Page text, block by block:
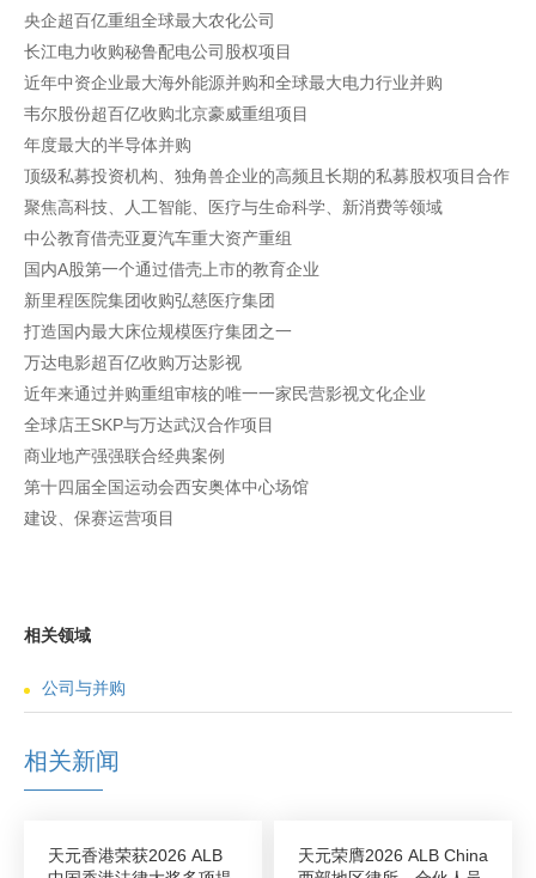
央企超百亿重组全球最大农化公司
长江电力收购秘鲁配电公司股权项目
近年中资企业最大海外能源并购和全球最大电力行业并购
韦尔股份超百亿收购北京豪威重组项目
年度最大的半导体并购
顶级私募投资机构、独角兽企业的高频且长期的私募股权项目合作
聚焦高科技、人工智能、医疗与生命科学、新消费等领域
中公教育借壳亚夏汽车重大资产重组
国内A股第一个通过借壳上市的教育企业
新里程医院集团收购弘慈医疗集团
打造国内最大床位规模医疗集团之一
万达电影超百亿收购万达影视
近年来通过并购重组审核的唯一一家民营影视文化企业
全球店王SKP与万达武汉合作项目
商业地产强强联合经典案例
第十四届全国运动会西安奥体中心场馆
建设、保赛运营项目
相关领域
公司与并购
相关新闻
天元香港荣获2026 ALB
天元荣膺2026 ALB China